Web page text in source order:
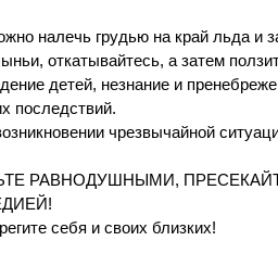
налечь грудью на край льда и
откатывайтесь, а затем
детей, незнание и
последствий.
чрезвычайной
РАВНОДУШНЫМИ,
себя и своих близких!